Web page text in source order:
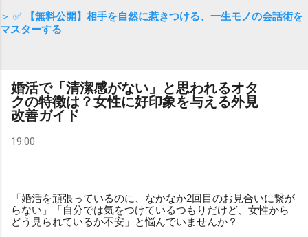
＞ ✅
【無料公開】相手を自然に惹きつける、一生モノの会話術を
マスターする
婚活で「清潔感がない」と思われるオタ
クの特徴は？女性に好印象を与える外見
改善ガイド
19:00
「婚活を頑張っているのに、なかなか2回目のお見合いに繋が
らない」「自分では気をつけているつもりだけど、女性から
どう見られているか不安」と悩んでいませんか？